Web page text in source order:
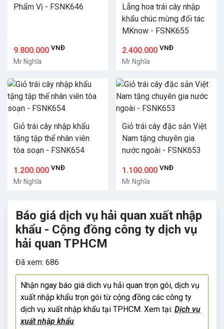
Phẩm Vị - FSNK646
9.800.000 VNĐ
Mr Nghĩa
Lẵng hoa trái cây nhập
khẩu chúc mừng đối tác
MKnow - FSNK655
2.400.000 VNĐ
Mr Nghĩa
Giỏ trái cây nhập khẩu
tặng tập thể nhân viên
tòa soạn - FSNK654
1.200.000 VNĐ
Mr Nghĩa
Giỏ trái cây đặc sản Việt
Nam tặng chuyên gia
nước ngoài - FSNK653
1.100.000 VNĐ
Mr Nghĩa
Báo giá dịch vụ hải quan xuất nhập
khẩu - Cộng đồng công ty dịch vụ
hải quan TPHCM
Đã xem: 686
Nhận ngay báo giá dich vụ hải quan trọn gói, dịch vụ
xuất nhập khẩu trọn gói từ cộng đồng các công ty
dịch vụ xuất nhập khẩu tại TPHCM. Xem tại: Dịch vụ
xuất nhập khẩu